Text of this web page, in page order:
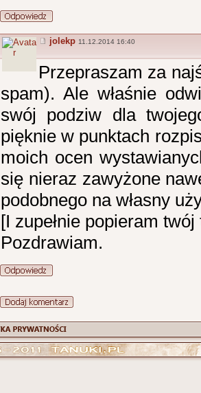
jolekp 11.12.2014 16:40
Przepraszam za
spam). Ale właśnie
swój podziw dla
pięknie w punktach
moich ocen
się nieraz zawyżone
podobnego na własny
[I zupełnie popieram
Pozdrawiam.